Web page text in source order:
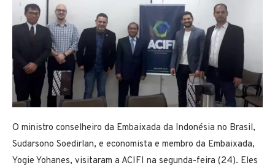
O ministro conselheiro da Embaixada da Indonésia no Brasil,
Sudarsono Soedirlan, e economista e membro da Embaixada,
Yogie Yohanes, visitaram a ACIFI na segunda-feira (24). Eles